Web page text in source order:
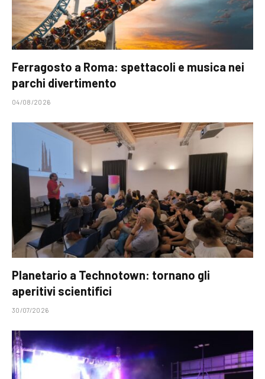
Ferragosto a Roma: spettacoli e musica nei
parchi divertimento
04/08/2026
Planetario a Technotown: tornano gli
aperitivi scientifici
30/07/2026